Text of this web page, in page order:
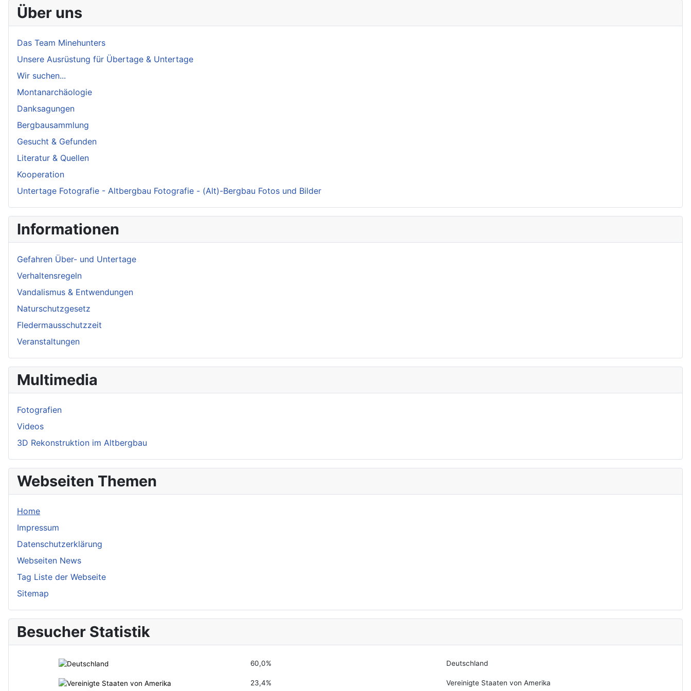
Über uns
Das Team Minehunters
Unsere Ausrüstung für Übertage & Untertage
Wir suchen...
Montanarchäologie
Danksagungen
Bergbausammlung
Gesucht & Gefunden
Literatur & Quellen
Kooperation
Untertage Fotografie - Altbergbau Fotografie - (Alt)-Bergbau Fotos und Bilder
Informationen
Gefahren Über- und Untertage
Verhaltensregeln
Vandalismus & Entwendungen
Naturschutzgesetz
Fledermausschutzzeit
Veranstaltungen
Multimedia
Fotografien
Videos
3D Rekonstruktion im Altbergbau
Webseiten Themen
Home
Impressum
Datenschutzerklärung
Webseiten News
Tag Liste der Webseite
Sitemap
Besucher Statistik
60,0% Deutschland
23,4% Vereinigte Staaten von Amerika